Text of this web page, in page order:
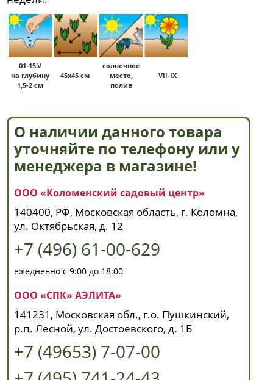
01-15.V
на глубину
1,5-2 см
45x45 см
солнечное
место,
полив
VII-IX
О наличии данного товара
уточняйте по телефону или у
менеджера в магазине!
ООО «Коломенский садовый центр»
140400, РФ, Московская область, г. Коломна,
ул. Октябрьская, д. 12
+7 (496) 61-00-629
ежедневно с 9:00 до 18:00
ООО «СПК» АЭЛИТА»
141231, Московская обл., г.о. Пушкинский,
р.п. Лесной, ул. Достоевского, д. 1Б
+7 (49653) 7-07-00